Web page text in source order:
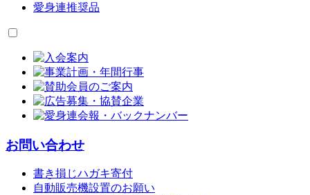
愛身連推奨品
お問い合わせ
書き損じハガキ寄付
自動販売機設置のお願い